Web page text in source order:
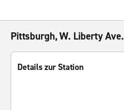
Pittsburgh, W. Liberty Ave.
Details zur Station